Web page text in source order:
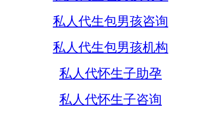
私人代生包男孩咨询
私人代生包男孩机构
私人代怀生子助孕
私人代怀生子咨询